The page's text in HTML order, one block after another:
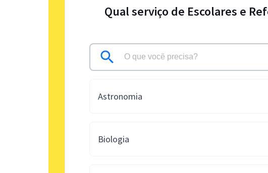
Qual serviço de Escolares e
Astronomia
Biologia